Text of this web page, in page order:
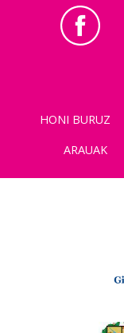
HONI BURUZ
ARAUAK